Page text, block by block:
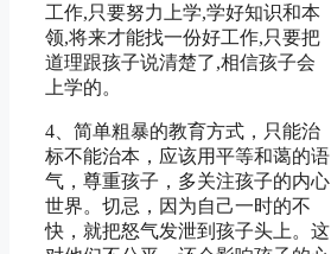
工作,只要努力上学,学好知识和本
领,将来才能找一份好工作,只要把
道理跟孩子说清楚了,相信孩子会
上学的。
4、简单粗暴的教育方式，只能治
标不能治本，应该用平等和蔼的语
气，尊重孩子，多关注孩子的内心
世界。切忌，因为自己一时的不
快，就把怒气发泄到孩子头上。这